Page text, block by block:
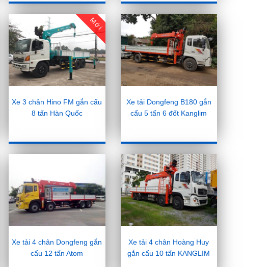
Mới
Xe 3 chân Hino FM gắn cẩu
8 tấn Hàn Quốc
Xe tải Dongfeng B180 gắn
cẩu 5 tấn 6 đốt Kanglim
Xe tải 4 chân Dongfeng gắn
cẩu 12 tấn Atom
Xe tải 4 chân Hoàng Huy
gắn cẩu 10 tấn KANGLIM